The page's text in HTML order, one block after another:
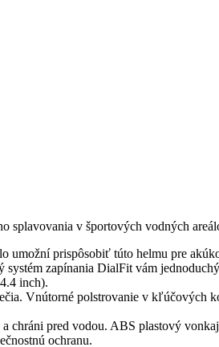
splavovania v športových vodných
umožní prispôsobiť túto helmu pre
zapínania DialFit vám
inch).
Vnútorné polstrovanie v kľúčových
chráni pred vodou. ABS plastový
ochranu.